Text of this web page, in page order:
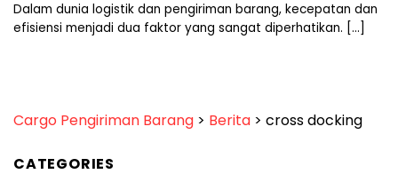
Dalam dunia logistik dan pengiriman barang, kecepatan dan
efisiensi menjadi dua faktor yang sangat diperhatikan. [...]
Cargo Pengiriman Barang > Berita > cross docking
CATEGORIES